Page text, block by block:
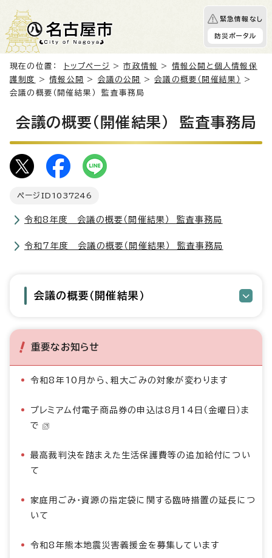
緊急情報なし
防災ポータル
現在の位置： トップページ >市政情報 > 情報公開と個人情報保
護制度
>情報公開 > 会議の公開 >会議の概要（開催結果）
>
会議の概要（開催結果） 監査事務局
会議の概要（開催結果） 監査事務局
ページID 1037246
令和8年度 会議の概要（開催結果） 監査事務局
令和7年度 会議の概要（開催結果） 監査事務局
会議の概要（開催結果）
重要なお知らせ
令和8年10月から、粗大ごみの対象が変わります
プレミアム付電子商品券の申込は8月14日（金曜日）ま
で
最高裁判決を踏まえた生活保護費等の追加給付につい
て
家庭用ごみ・資源の指定袋に関する臨時措置の延長につ
いて
令和8年熊本地震災害義援金を募集しています